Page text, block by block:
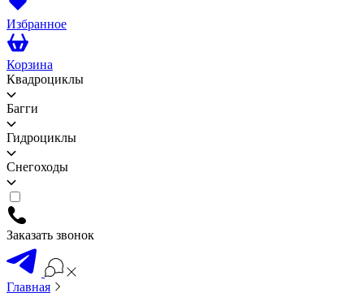
Избранное
Корзина
Квадроциклы
Багги
Гидроциклы
Снегоходы
Заказать звонок
Главная